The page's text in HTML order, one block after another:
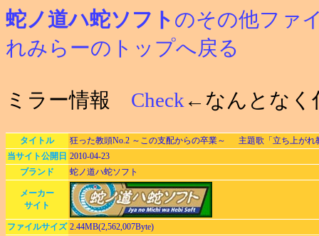
蛇ノ道ハ蛇ソフト のその他ファ
れみらーのトップへ戻る
ミラー情報 Check ←なんとなく
タイトル
狂った教頭No.2 ～この支配からの卒業～ 主題歌「立ち上がれ
当サイト公開日 2010-04-23
ブランド
蛇ノ道ハ蛇ソフト
メーカー
サイト
ファイルサイズ 2.44MB(2,562,007Byte)